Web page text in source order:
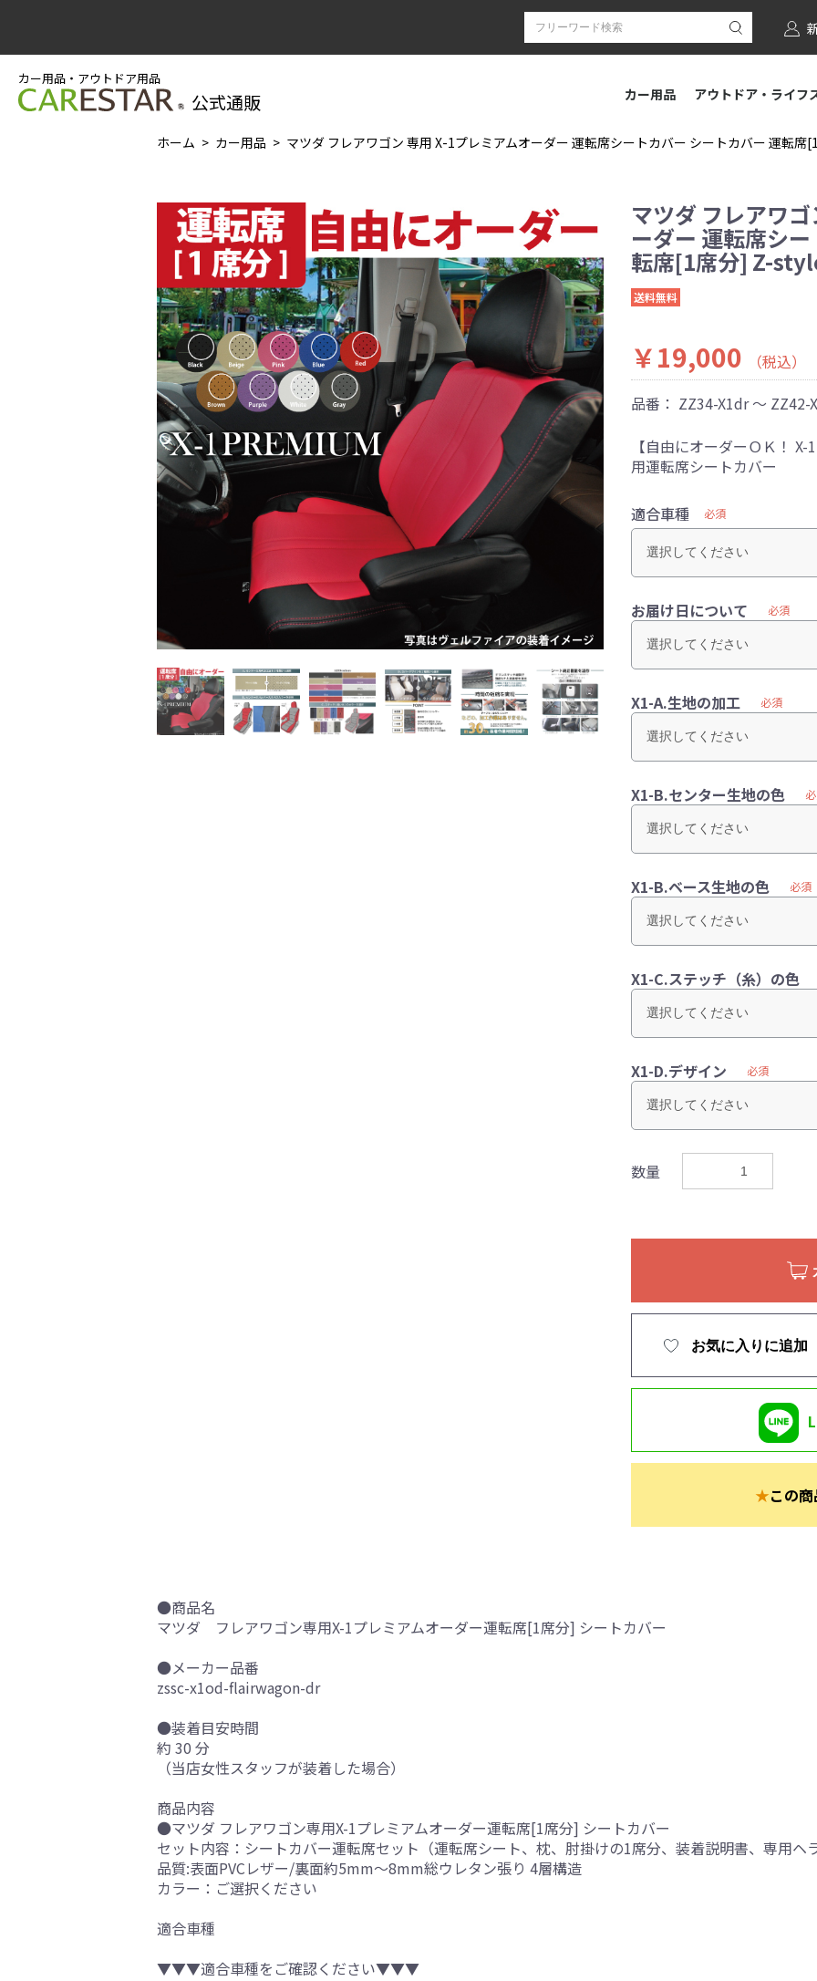
カー用品・アウトドア用品
公式通販 カー用品 アウトドア・ライフ
ホーム カー用品 マツダ フレアワゴン 専用 X-1プレミアムオーダー 運転席シートカバー シートカバー 運転
マツダ フレアワ
ーダー 運転席シ
転席[1席分] Z-
送料無料
￥19,000
（税込）
品番： ZZ34-X1dr ～ ZZ42-
【自由にオーダーＯＫ！
用運転席シートカバー
適合車種 必須
お届け日について 必須
X1-A.生地の加工 必須
X1-B.センター生地の色
X1-B.ベース生地の色 必須
X1-C.ステッチ（糸）の色
X1-D.デザイン 必須
数量
お気に入りに追加
★この
●商品名
マツダ フレアワゴン専用X-1プレミアムオーダー運転席[1席分] シートカバー
●メーカー品番
zssc-x1od-flairwagon-dr
●装着目安時間
約 30 分
（当店女性スタッフが装着した場合）
商品内容
●マツダ フレアワゴン専用X-1プレミアムオーダー運転席[1席分] シートカバー
セット内容：シートカバー運転席セット（運転席シート、枕、肘掛けの1席分、装着説明書、専用ヘ
品質:表面PVCレザー/裏面約5mm～8mm総ウレタン張り 4層構造
カラー：ご選択ください
適合車種
▼▼▼適合車種をご確認ください▼▼▼